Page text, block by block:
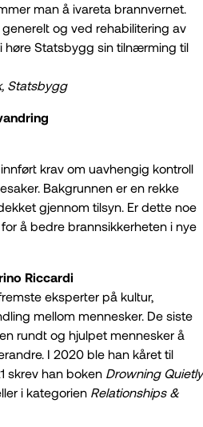
man å ivareta brannvernet.
og ved rehabilitering av
høre Statsbygg sin tilnærming til
Statsbygg
krav om uavhengig kontroll
Bakgrunnen er en rekke
gjennom tilsyn. Er dette noe
å bedre brannsikkerheten i nye
Riccardi
eksperter på kultur,
mellom mennesker. De siste
rundt og hjulpet mennesker å
I 2020 ble han kåret til
skrev han boken Drowning Quietly
i kategorien Relationships &